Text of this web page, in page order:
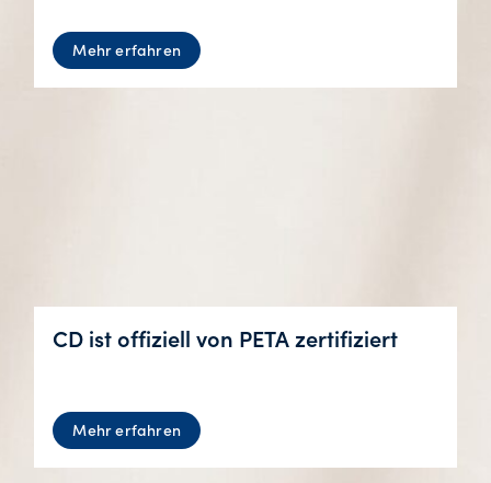
Mehr erfahren
CD ist offiziell von PETA zertifiziert
Mehr erfahren